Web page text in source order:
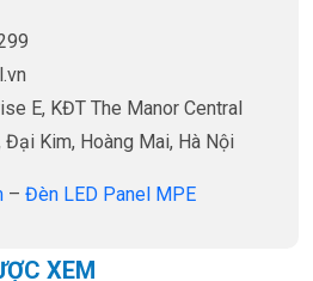
E, KĐT The Manor Central
Đại Kim, Hoàng Mai, Hà Nội
– Đèn LED Panel MPE
XEM